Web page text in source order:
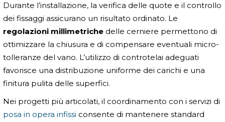
Durante l’installazione, la verifica delle quote e il controllo
dei fissaggi assicurano un risultato ordinato. Le
regolazioni millimetriche delle cerniere permettono di
ottimizzare la chiusura e di compensare eventuali micro-
tolleranze del vano. L’utilizzo di controtelai adeguati
favorisce una distribuzione uniforme dei carichi e una
finitura pulita delle superfici.
Nei progetti più articolati, il coordinamento con i servizi di
posa in opera infissi consente di mantenere standard